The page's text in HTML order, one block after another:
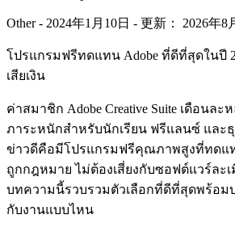
Other- 2024年1月10日 - 更新： 2026年8
โปรแกรมฟรีทดแทน Adobe ที่ดีที่สุดในปี
เสียเงิน
ค่าสมาชิก Adobe Creative Suite เดือนล
ภาระหนักสำหรับนักเรียน ฟรีแลนซ์ และ
ข่าวดีคือมีโปรแกรมฟรีคุณภาพสูงที่ทดแ
ถูกกฎหมาย ไม่ต้องเสี่ยงกับซอฟต์แวร์ละ
บทความนี้รวบรวมตัวเลือกที่ดีที่สุดพร้อม
กับงานแบบไหน